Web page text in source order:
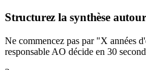
Structurez la synthèse
Ne commencez pas par "X années
responsable AO décide en 30